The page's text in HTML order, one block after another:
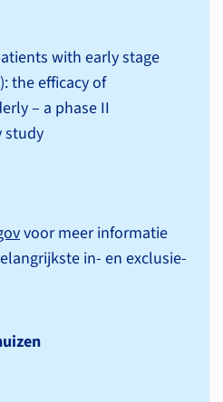
with early stage
the efficacy of
– a phase II
study
voor meer informatie
in- en exclusie­